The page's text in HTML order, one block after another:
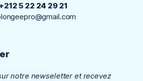
+212 5 22 24 29 21
notre newseletter et recevez